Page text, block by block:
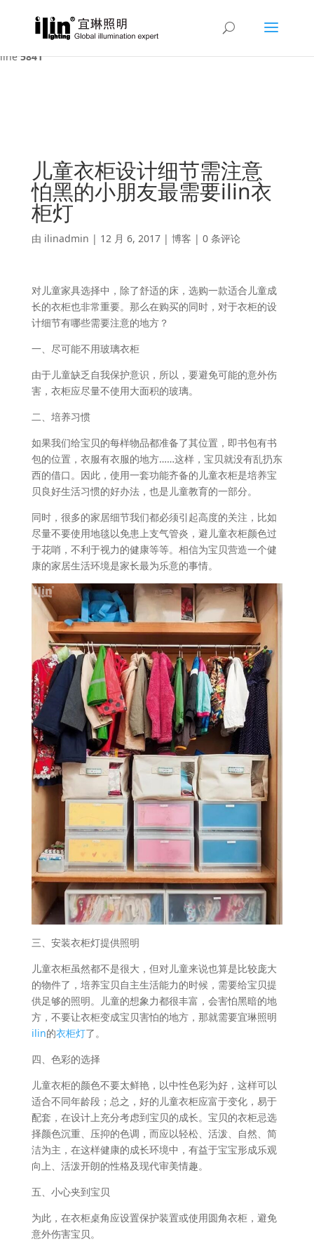
Warning : A non-numeric value encountered in
/var/www/html/ilin/wp-content/themes/Divi/functions.php
line5841
儿童衣柜设计细节需注意
怕黑的小朋友最需要ilin衣
柜灯
由 ilinadmin | 12 月 6, 2017| 博客 | 0 条评论
对儿童家具选择中，除了舒适的床，选购一款适合儿童成
长的衣柜也非常重要。那么在购买的同时，对于衣柜的设
计细节有哪些需要注意的地方？
一、尽可能不用玻璃衣柜
由于儿童缺乏自我保护意识，所以，要避免可能的意外伤
害，衣柜应尽量不使用大面积的玻璃。
二、培养习惯
如果我们给宝贝的每样物品都准备了其位置，即书包有书
包的位置，衣服有衣服的地方……这样，宝贝就没有乱扔东
西的借口。因此，使用一套功能齐备的儿童衣柜是培养宝
贝良好生活习惯的好办法，也是儿童教育的一部分。
同时，很多的家居细节我们都必须引起高度的关注，比如
尽量不要使用地毯以免患上支气管炎，避儿童衣柜颜色过
于花哨，不利于视力的健康等等。相信为宝贝营造一个健
康的家居生活环境是家长最为乐意的事情。
三、安装衣柜灯提供照明
儿童衣柜虽然都不是很大，但对儿童来说也算是比较庞大
的物件了，培养宝贝自主生活能力的时候，需要给宝贝提
供足够的照明。儿童的想象力都很丰富，会害怕黑暗的地
方，不要让衣柜变成宝贝害怕的地方，那就需要宜琳照明
ilin的衣柜灯了。
四、色彩的选择
儿童衣柜的颜色不要太鲜艳，以中性色彩为好，这样可以
适合不同年龄段；总之，好的儿童衣柜应富于变化，易于
配套，在设计上充分考虑到宝贝的成长。宝贝的衣柜忌选
择颜色沉重、压抑的色调，而应以轻松、活泼、自然、简
洁为主，在这样健康的成长环境中，有益于宝宝形成乐观
向上、活泼开朗的性格及现代审美情趣。
五、小心夹到宝贝
为此，在衣柜桌角应设置保护装置或使用圆角衣柜，避免
意外伤害宝贝。